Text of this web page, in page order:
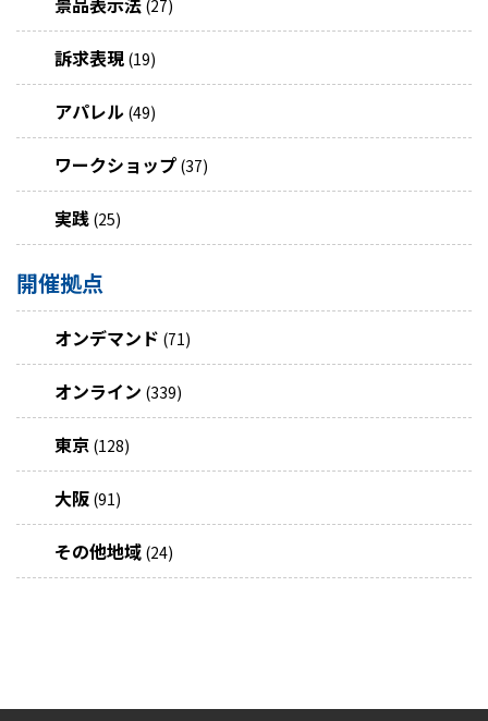
(27)
訴求表現 (19)
アパレル (49)
ワークショップ (37)
実践 (25)
開催拠点
オンデマンド (71)
オンライン (339)
東京 (128)
大阪 (91)
その他地域 (24)